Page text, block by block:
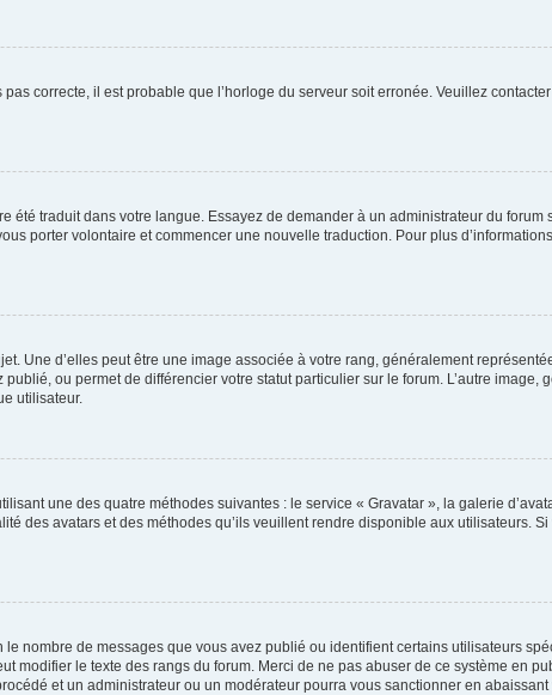
correcte, il est probable que l’horloge du serveur soit erronée. Veuillez
traduit dans votre langue. Essayez de demander à un administrateur du forum
porter volontaire et commencer une nouvelle traduction. Pour plus
Une d’elles peut être une image associée à votre rang, généralement
ou permet de différencier votre statut particulier sur le forum. L’autre image,
utilisateur.
une des quatre méthodes suivantes : le service « Gravatar », la galerie
des avatars et des méthodes qu’ils veuillent rendre disponible aux utilisateurs.
nombre de messages que vous avez publié ou identifient certains utilisateurs
modifier le texte des rangs du forum. Merci de ne pas abuser de ce système en
et un administrateur ou un modérateur pourra vous sanctionner en